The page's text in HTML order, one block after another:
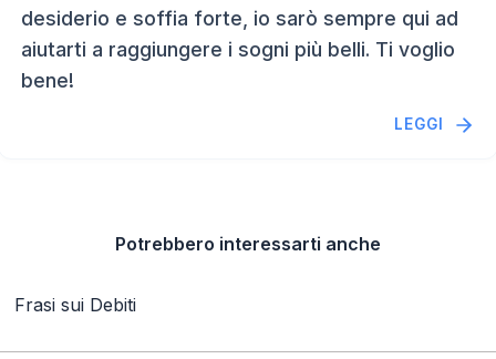
desiderio e soffia forte, io sarò sempre qui ad
aiutarti a raggiungere i sogni più belli. Ti voglio
bene!
LEGGI
Potrebbero interessarti anche
Frasi sui Debiti